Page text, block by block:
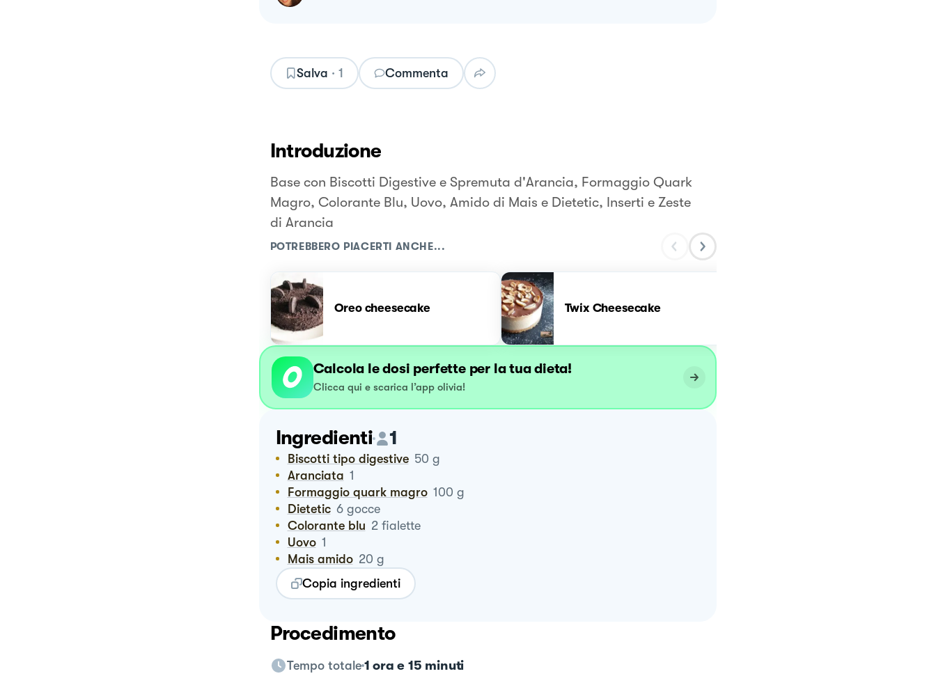
Salva · 1 Commenta
Introduzione
Base con Biscotti Digestive e Spremuta d'Arancia, Formaggio Quark
Magro, Colorante Blu, Uovo, Amido di Mais e Dietetic, Inserti e Zeste
di Arancia
POTREBBERO PIACERTI ANCHE...
Oreo cheesecake Twix Cheesecake
Calcola le dosi perfette per la tua dieta!
Clicca qui e scarica l’app olivia!
Ingredienti 1
Biscotti tipo digestive 50 g
Aranciata 1
Formaggio quark magro 100 g
Dietetic 6 gocce
Colorante blu 2 fialette
Uovo 1
Mais amido 20 g
Copia ingredienti
Procedimento
Tempo totale 1 ora e 15 minuti